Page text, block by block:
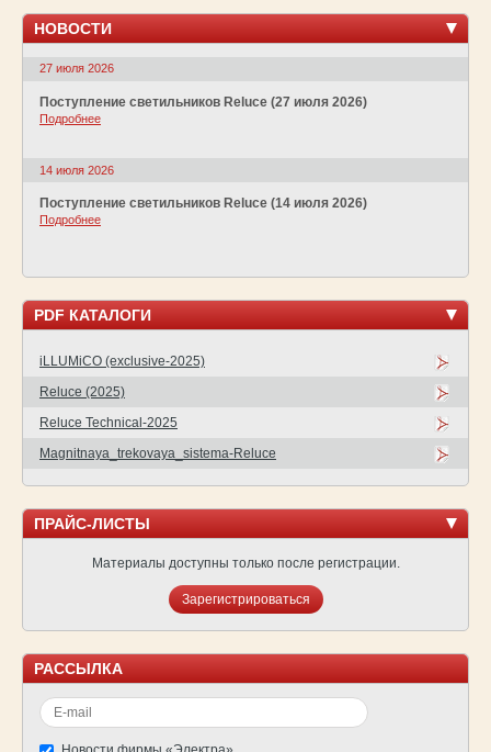
НОВОСТИ
27 июля 2026
Поступление светильников Reluce (27 июля 2026)
Подробнее
14 июля 2026
Поступление светильников Reluce (14 июля 2026)
Подробнее
PDF КАТАЛОГИ
iLLUMiCO (exclusive-2025)
Reluce (2025)
Reluce Technical-2025
Magnitnaya_trekovaya_sistema-Reluce
ПРАЙС-ЛИСТЫ
Материалы доступны только после регистрации.
Зарегистрироваться
РАССЫЛКА